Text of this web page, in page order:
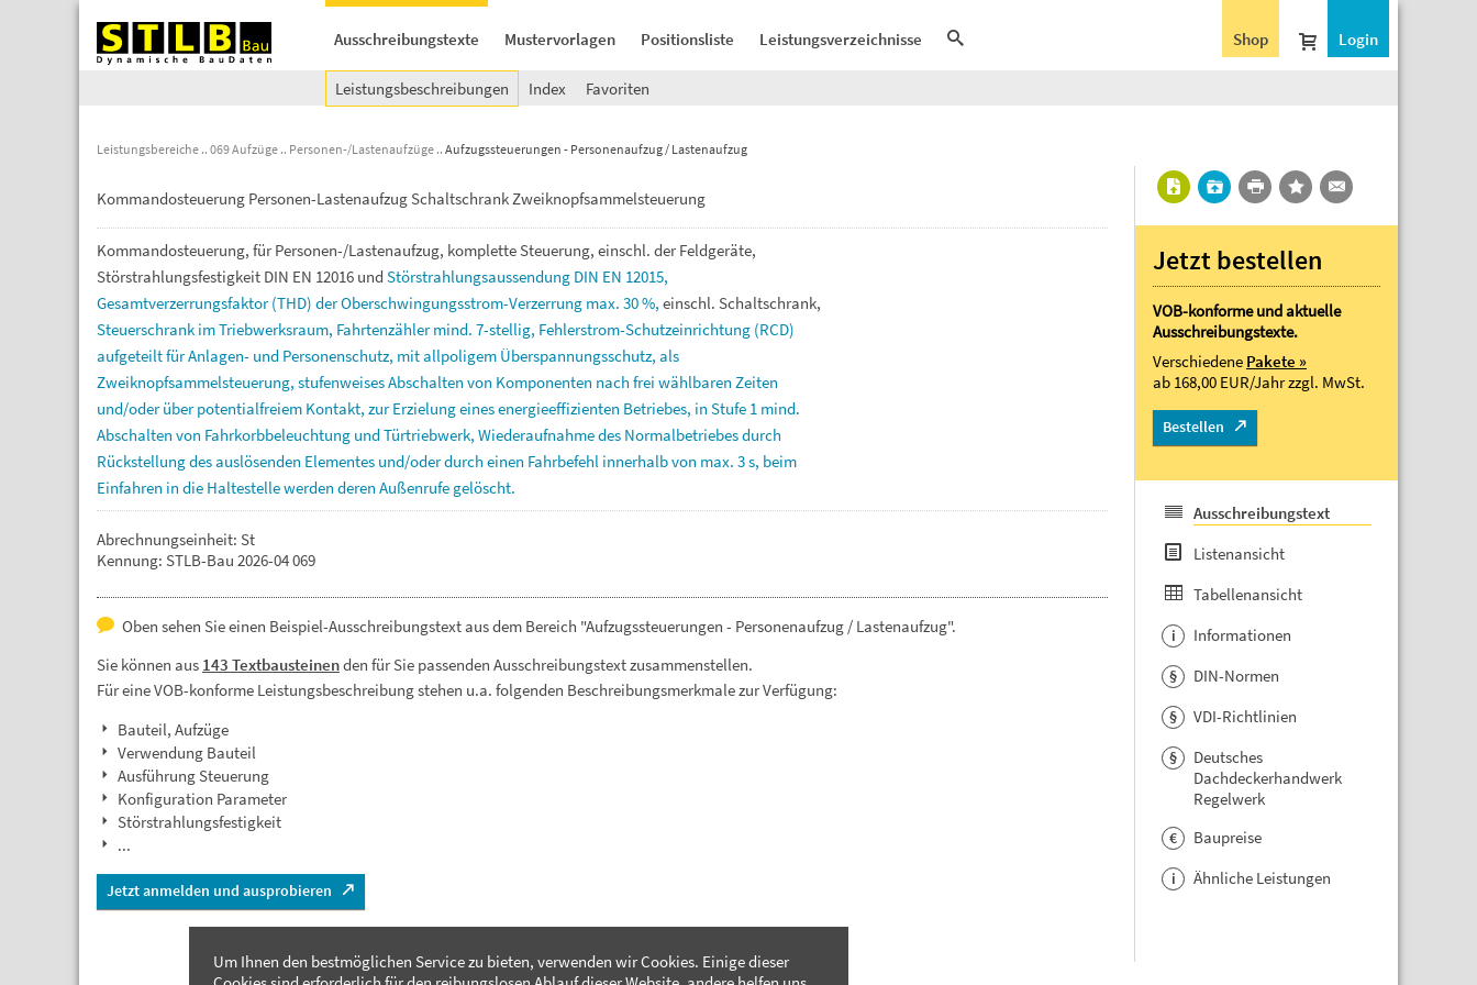
Ausschreibungstexte Mustervorlagen Positionsliste Leistungsverzeichnisse Login
Shop
Leistungsbeschreibungen Index Favoriten
Leistungsbereiche 069 Aufzüge Personen-/Lastenaufzüge Aufzugssteuerungen - Personenaufzug / Lastenaufzug
Kommandosteuerung Personen-Lastenaufzug Schaltschrank Zweiknopfsammelsteuerung
Kommandosteuerung, fürPersonen-/Lastenaufzug, kompletteSteuerung, einschl. derFeldgeräte,
Störstrahlungsfestigkeit DIN EN 12016 und Störstrahlungsaussendung DIN EN 12015,
Gesamtverzerrungsfaktor(THD) derOberschwingungsstrom-Verzerrung max. 30%, einschl. Schaltschrank,
Steuerschrank imTriebwerksraum, Fahrtenzählermind. 7-stellig, Fehlerstrom-Schutzeinrichtung (RCD)
aufgeteiltfürAnlagen- und Personenschutz, mitallpoligem Überspannungsschutz, als
Zweiknopfsammelsteuerung, stufenweisesAbschalten von Komponenten nach frei wählbaren Zeiten
und/oderüberpotentialfreiem Kontakt, zurErzielungeinesenergieeffizienten Betriebes, in Stufe 1 mind.
Abschalten von Fahrkorbbeleuchtung undTürtriebwerk, Wiederaufnahmedes Normalbetriebesdurch
Rückstellungdesauslösenden Elementes und/oderdurch einen Fahrbefehl innerhalbvon max. 3s, beim
Einfahren in die Haltestellewerden deren Außenrufe gelöscht.
Abrechnungseinheit: St
Kennung: STLB-Bau 2026-04 069
Oben sehen Sie einen Beispiel-Ausschreibungstext aus dem Bereich "Aufzugssteuerungen - Personenaufzug / Lastenaufzug".
Sie können aus 143 Textbausteinenden für Sie passenden Ausschreibungstext zusammenstellen.
Für eine VOB-konforme Leistungsbeschreibung stehen u.a. folgenden Beschreibungsmerkmale zur Verfügung:
Bauteil, Aufzüge
Verwendung Bauteil
Ausführung Steuerung
Konfiguration Parameter
Störstrahlungsfestigkeit
...
Jetzt anmelden und ausprobieren
Jetzt bestellen
VOB-konforme und aktuelle
Ausschreibungstexte.
Verschiedene Pakete »
ab 168,00 EUR/Jahrzzgl. MwSt.
Bestellen
Ausschreibungstext
Listenansicht
Tabellenansicht
i Informationen
§ DIN-Normen
§ VDI-Richtlinien
§
Deutsches
Dachdeckerhandwerk
Regelwerk
€ Baupreise
i Ähnliche Leistungen
Um Ihnen den bestmöglichen Service zu bieten, verwenden wir Cookies. Einige dieser